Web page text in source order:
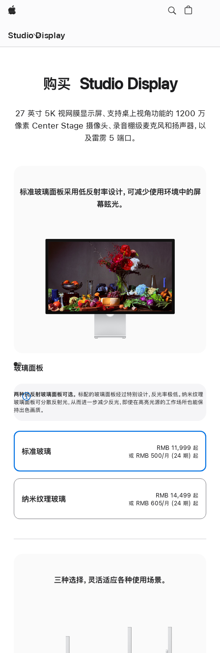
Apple
Studio Display
购买 Studio Display
27 英寸 5K 视网膜显示屏、支持桌上视角功能的 1200 万
像素 Center Stage 摄像头、录音棚级麦克风和扬声器，以
及雷雳 5 端口。
标准玻璃面板采用低反射率设计，可减少使用环境中的屏
幕眩光。
玻璃面板
两种抗反射玻璃面板可选。 标配的玻璃面板经过特别设计，反光率极低。纳米纹理
玻璃面板可分散反射光，从而进一步减少反光，即使在高亮光源的工作场所也能保
持出色画质。
展
开
标准玻璃 RMB 11,999 起
或 RMB 500/月 (24 期) 起
纳米纹理玻璃 RMB 14,499 起
或 RMB 605/月 (24 期) 起
三种选择，灵活适应各种使用场景。